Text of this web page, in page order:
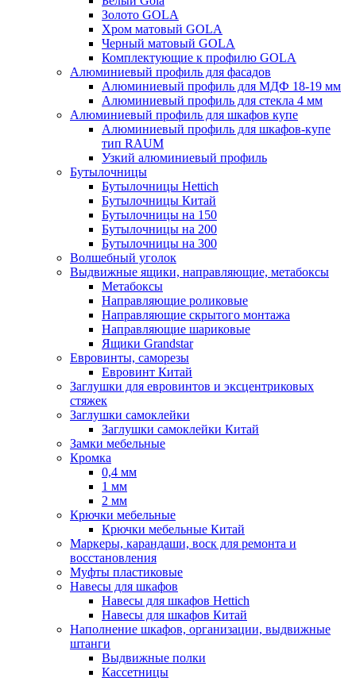
Золото GOLA
Хром матовый GOLA
Черный матовый GOLA
Комплектующие к профилю GOLA
Алюминиевый профиль для фасадов
Алюминиевый профиль для МДФ 18-19 мм
Алюминиевый профиль для стекла 4 мм
Алюминиевый профиль для шкафов купе
Алюминиевый профиль для шкафов-купе
тип RAUM
Узкий алюминиевый профиль
Бутылочницы
Бутылочницы Hettich
Бутылочницы Китай
Бутылочницы на 150
Бутылочницы на 200
Бутылочницы на 300
Волшебный уголок
Выдвижные ящики, направляющие, метабоксы
Метабоксы
Направляющие роликовые
Направляющие скрытого монтажа
Направляющие шариковые
Ящики Grandstar
Евровинты, саморезы
Евровинт Китай
Заглушки для евровинтов и эксцентриковых
стяжек
Заглушки самоклейки
Заглушки самоклейки Китай
Замки мебельные
Кромка
0,4 мм
1 мм
2 мм
Крючки мебельные
Крючки мебельные Китай
Маркеры, карандаши, воск для ремонта и
восстановления
Муфты пластиковые
Навесы для шкафов
Навесы для шкафов Hettich
Навесы для шкафов Китай
Наполнение шкафов, организации, выдвижные
штанги
Выдвижные полки
Кассетницы